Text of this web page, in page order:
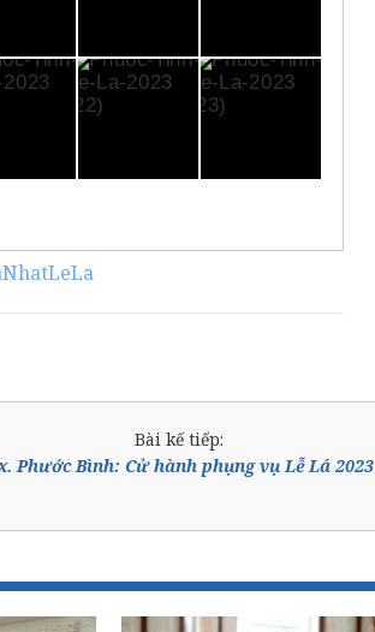
Bài kế tiếp:
Phước Bình: Cử hành phụng vụ Lễ Lá 2023